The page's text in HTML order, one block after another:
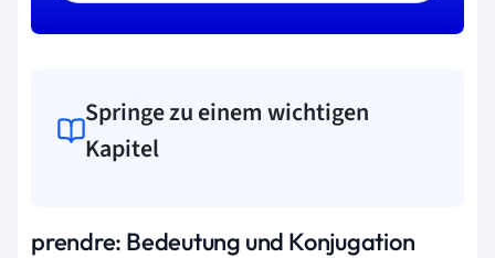
Springe zu einem wichtigen
Kapitel
prendre: Bedeutung und Konjugation